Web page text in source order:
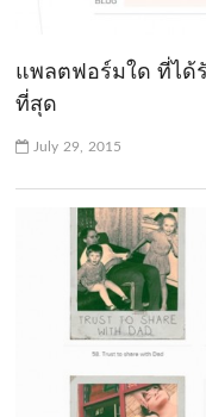
แพลตฟอร์มใด ที่ได้
ที่สุด
July 29, 2015